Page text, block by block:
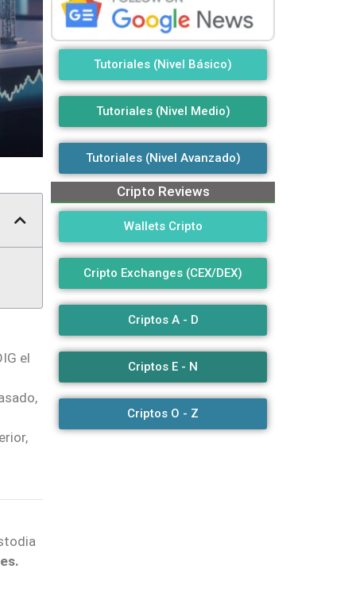
el
Tutoriales (Nivel Básico)
Tutoriales (Nivel Medio)
Tutoriales (Nivel Avanzado)
Cripto Reviews
Wallets Cripto
Cripto Exchanges (CEX/DEX)
Criptos A - D
Criptos E - N
Criptos O - Z